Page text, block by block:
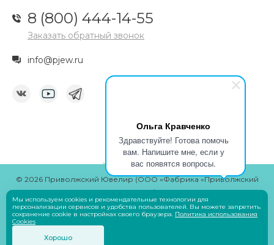
Ольга Кравченко
Здравствуйте! Готова помочь
вам. Напишите мне, если у
вас появятся вопросы.
8 (800) 444-14-55
Заказать обратный звонок
info@pjew.ru
© 2026 Приволжский Ювелир (ООО «Фабрика «Приволжский
ювелир»)
РазработчикSavin Denis
Оплата
Мы используем cookies и рекомендательные технологии для
персонализации сервисов и удобства пользователей. Вы можете запретить
сохранение cookie в настройках своего браузера. Политика использования
Cookies
Хорошо